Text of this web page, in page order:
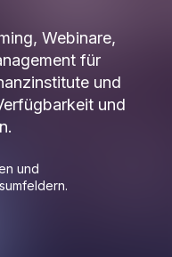
Webinare,
für
und
und
und